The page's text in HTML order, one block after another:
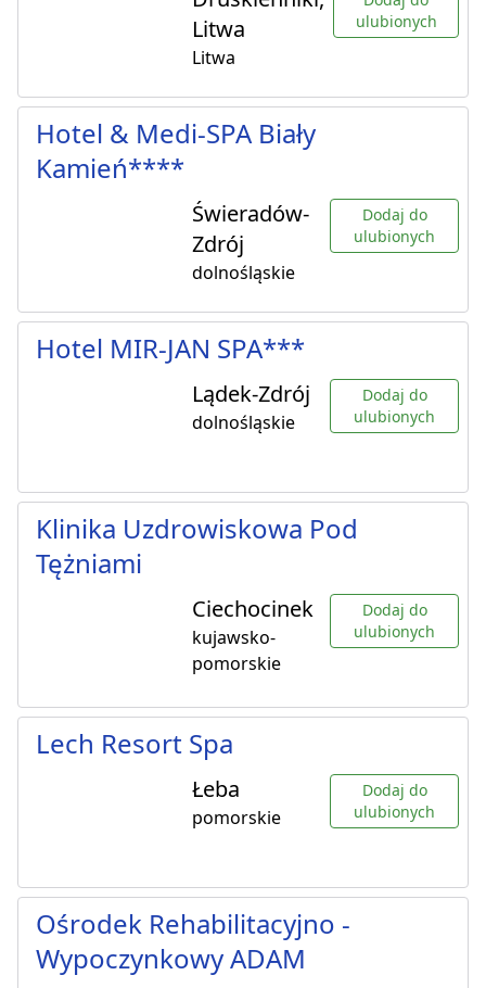
Litwa
Litwa
ulubionych
Hotel & Medi-SPA Biały
Kamień****
Świeradów-
Zdrój
dolnośląskie
Dodaj do
ulubionych
Hotel MIR-JAN SPA***
Lądek-Zdrój
dolnośląskie
Dodaj do
ulubionych
Klinika Uzdrowiskowa Pod
Tężniami
Ciechocinek
kujawsko-
pomorskie
Dodaj do
ulubionych
Lech Resort Spa
Łeba
pomorskie
Dodaj do
ulubionych
Ośrodek Rehabilitacyjno -
Wypoczynkowy ADAM